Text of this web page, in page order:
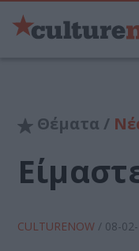
Θέματα /
CULTURENOW / 08-